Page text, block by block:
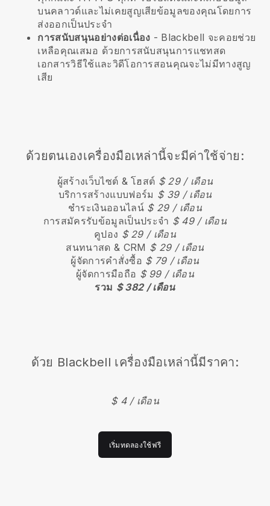
บนคลาวด์และไม่เคยสูญเสียข้อมูลของคุณโดยการ
ส่งออกเป็นประจำ
การสนับสนุนอย่างต่อเนื่อง - Blackbell จะคอยช่วย
เหลือคุณเสมอ ด้วยการสนับสนุนการแชทสด
เอกสารวิธีใช้และวิดีโอการสอนคุณจะไม่มีทางสูญ
เสีย
ด้วยตนเองเครื่องมือเหล่านี้จะมีค่าใช้จ่าย:
ผู้สร้างเว็บไซต์ & โฮสต์ $ 29 / เดือน
บริการสร้างแบบฟอร์ม $ 39 / เดือน
ชำระเงินออนไลน์ $ 29 / เดือน
การสมัครรับข้อมูลเป็นประจำ $ 49 / เดือน
คูปอง $ 29 / เดือน
สนทนาสด & CRM $ 29 / เดือน
ผู้จัดการคำสั่งซื้อ $ 79 / เดือน
ผู้จัดการมือถือ $ 99 / เดือน
รวม $ 382 / เดือน
ด้วย Blackbell เครื่องมือเหล่านี้มีราคา:
$ 4 / เดือน
เริ่มทดลองใช้ฟรี